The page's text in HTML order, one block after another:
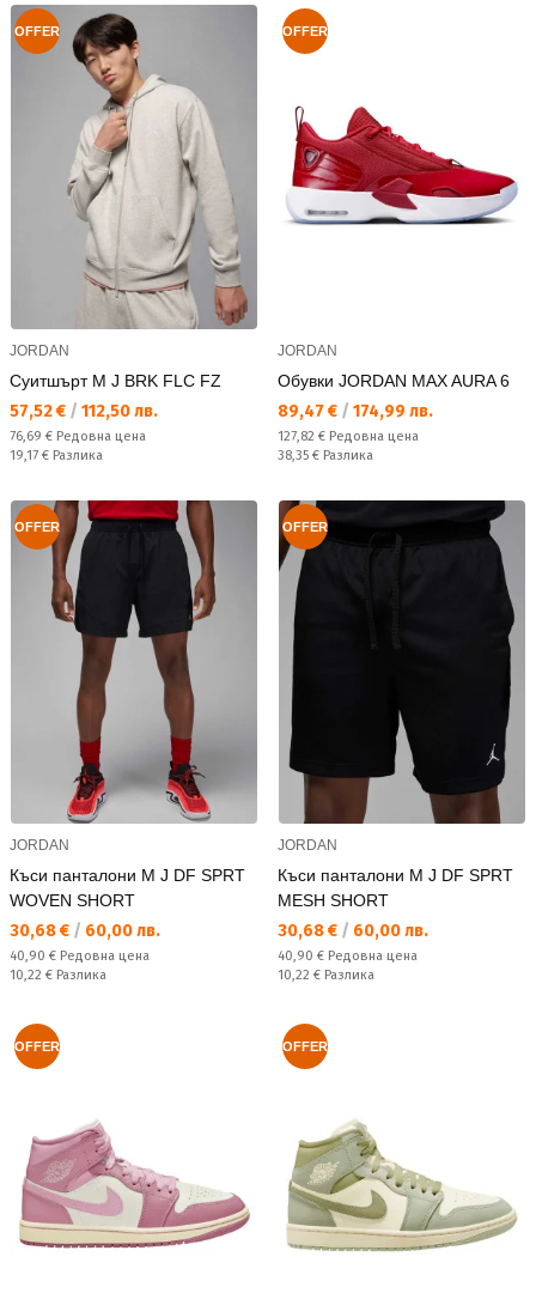
OFFER
JORDAN
Суитшърт M J BRK FLC FZ
Текуща цена:
57,52 € / 112,50 лв.
Редовна цена:
76,69 € Редовна цена
Спестявате:
19,17 € Разлика
OFFER
JORDAN
Обувки JORDAN MAX AURA 6
Текуща цена:
89,47 € / 174,99 лв.
Редовна цена:
127,82 € Редовна цена
Спестявате:
38,35 € Разлика
OFFER
JORDAN
Къси панталони M J DF SPRT
WOVEN SHORT
Текуща цена:
30,68 € / 60,00 лв.
Редовна цена:
40,90 € Редовна цена
Спестявате:
10,22 € Разлика
OFFER
JORDAN
Къси панталони M J DF SPRT
MESH SHORT
Текуща цена:
30,68 € / 60,00 лв.
Редовна цена:
40,90 € Редовна цена
Спестявате:
10,22 € Разлика
OFFER OFFER